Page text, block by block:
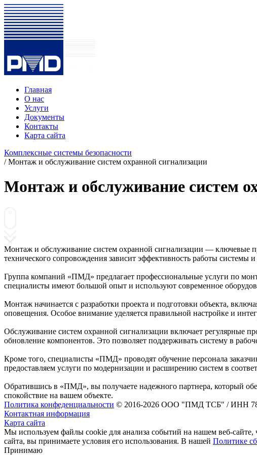
Главная
О нас
Услуги
Документы
Контакты
Карта сайта
Комплексные системы безопасности
/Монтаж и обслуживание систем охранной сигнализации
Монтаж и обслуживание систем
Монтаж и обслуживание систем охранной сигнализации — ключевые
технического сопровождения зависит эффективность работы системы
Группа компаний «ПМД» предлагает профессиональные услуги по
специалисты имеют большой опыт и используют современное
Монтаж начинается с разработки проекта и подготовки объекта,
оповещения. Особое внимание уделяется правильной настройке и
Обслуживание систем охранной сигнализации включает регулярные
обновление компонентов. Это позволяет поддерживать систему в
Кроме того, специалисты «ПМД» проводят обучение персонала
предоставляем услуги по модернизации и расширению систем в
Обратившись в «ПМД», вы получаете надежного партнера, который
спокойствие на вашем объекте.
Политика конфеденциальности © 2016-2026 ООО "ПМД ТСБ" / ИНН
Контактная информация
Карта сайта
Мы используем файлы cookie для анализа событий на нашем веб-
сайта, вы принимаете условия его использования. В нашей Политике
Принимаю